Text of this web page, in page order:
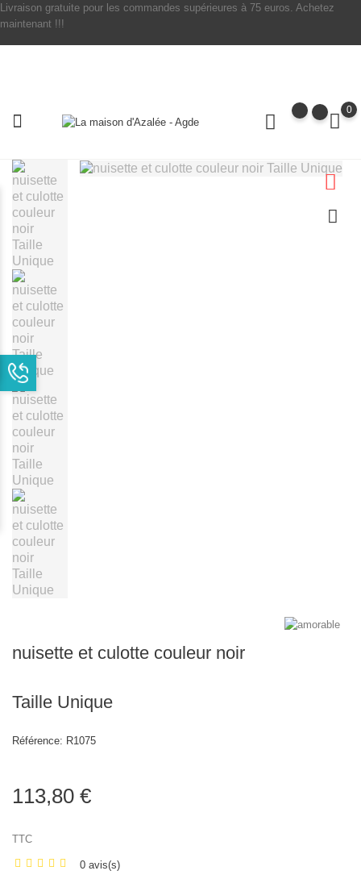
Livraison gratuite pour les commandes supérieures à 75 euros. Achetez
maintenant !!!
0
nuisette et culotte couleur noir
Taille Unique
Référence: R1075
113,80 €
TTC
0 avis(s)